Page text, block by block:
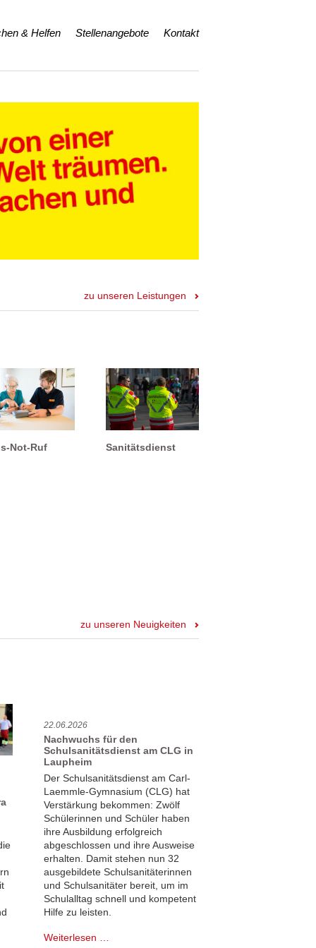
& Helfen Stellenangebote Kontakt
zu unseren Leistungen
Not-Ruf Sanitätsdienst
zu unseren Neuigkeiten
22.06.2026
Nachwuchs für den
Schulsanitätsdienst am CLG in
Laupheim
Der Schulsanitätsdienst am Carl-
Laemmle-Gymnasium (CLG) hat
Verstärkung bekommen: Zwölf
Schülerinnen und Schüler haben
ihre Ausbildung erfolgreich
abgeschlossen und ihre Ausweise
erhalten. Damit stehen nun 32
ausgebildete Schulsanitäterinnen
und Schulsanitäter bereit, um im
Schulalltag schnell und kompetent
Hilfe zu leisten.
Weiterlesen …